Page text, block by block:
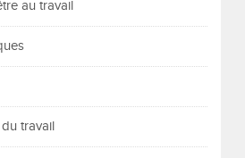
au travail
travail